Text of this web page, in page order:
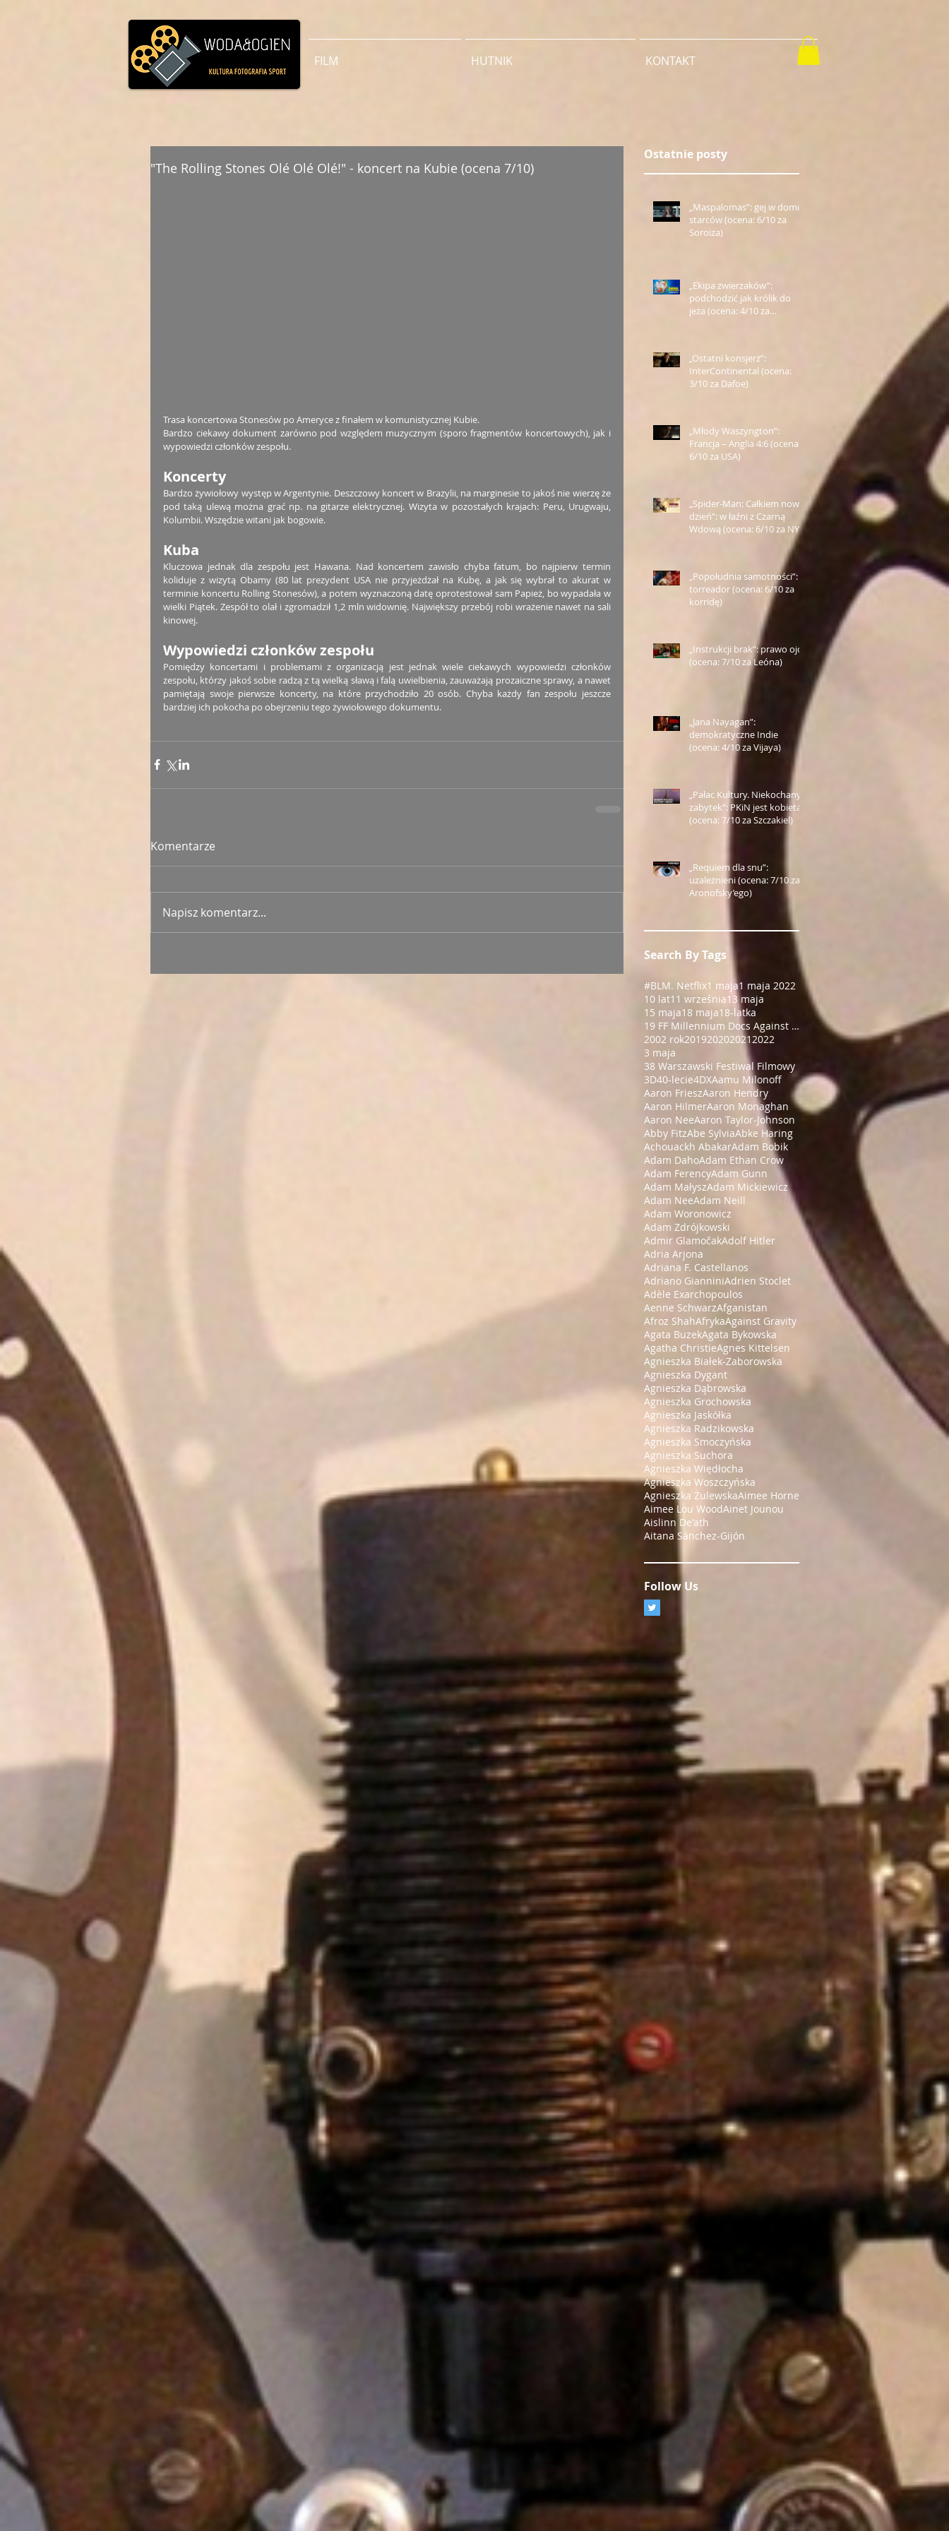
FILM HUTNIK KONTAKT
"The Rolling Stones Olé Olé Olé!" - koncert na Kubie (ocena 7/10)
Trasa koncertowa Stonesów po Ameryce z finałem w komunistycznej Kubie.
Bardzo ciekawy dokument zarówno pod względem muzycznym (sporo fragmentów koncertowych), jak i
wypowiedzi członków zespołu.
Koncerty
Bardzo żywiołowy występ w Argentynie. Deszczowy koncert w Brazylii, na marginesie to jakoś nie wierzę że
pod taką ulewą można grać np. na gitarze elektrycznej. Wizyta w pozostałych krajach: Peru, Urugwaju,
Kolumbii. Wszędzie witani jak bogowie.
Kuba
Kluczowa jednak dla zespołu jest Hawana. Nad koncertem zawisło chyba fatum, bo najpierw termin
koliduje z wizytą Obamy (80 lat prezydent USA nie przyjeżdżał na Kubę, a jak się wybrał to akurat w
terminie koncertu Rolling Stonesów), a potem wyznaczoną datę oprotestował sam Papież, bo wypadała w
wielki Piątek. Zespół to olał i zgromadził 1,2 mln widownię. Największy przebój robi wrażenie nawet na sali
kinowej.
Wypowiedzi członków zespołu
Pomiędzy koncertami i problemami z organizacją jest jednak wiele ciekawych wypowiedzi członków
zespołu, którzy jakoś sobie radzą z tą wielką sławą i falą uwielbienia, zauważają prozaiczne sprawy, a nawet
pamiętają swoje pierwsze koncerty, na które przychodziło 20 osób. Chyba każdy fan zespołu jeszcze
bardziej ich pokocha po obejrzeniu tego żywiołowego dokumentu.
Komentarze
Napisz komentarz...
Ostatnie posty
„Maspalomas”: gej w domu
starców (ocena: 6/10 za
Soroiza)
„Ekipa zwierzaków”:
podchodzić jak królik do
jeża (ocena: 4/10 za
„Ostatni konsjerż”:
InterContinental (ocena:
3/10 za Dafoe)
„Młody Waszyngton”:
Francja – Anglia 4:6 (ocena:
6/10 za USA)
„Spider-Man: Całkiem nowy
dzień”: w łaźni z Czarną
Wdową (ocena: 6/10 za NY)
„Popołudnia samotności”:
torreador (ocena: 6/10 za
korridę)
„Instrukcji brak”: prawo ojca
(ocena: 7/10 za Leóna)
„Jana Nayagan”:
demokratyczne Indie
(ocena: 4/10 za Vijaya)
„Pałac Kultury. Niekochany
zabytek”: PKiN jest kobietą
(ocena: 7/10 za Szczakiel)
„Requiem dla snu”:
uzależnieni (ocena: 7/10 za
Aronofsky’ego)
Search By Tags
#BLM. Netflix1 maja1 maja 2022
10 lat11 września13 maja
15 maja18 maja18-latka
19 FF Millennium Docs Against Gravity!
2002 rok201920202021 2022
3 maja
38 Warszawski Festiwal Filmowy
3D40-lecie4DXAamu Milonoff
Aaron FrieszAaron Hendry
Aaron HilmerAaron Monaghan
Aaron NeeAaron Taylor-Johnson
Abby FitzAbe SylviaAbke Haring
Achouackh AbakarAdam Bobik
Adam DahoAdam Ethan Crow
Adam FerencyAdam Gunn
Adam MałyszAdam Mickiewicz
Adam NeeAdam Neill
Adam Woronowicz
Adam Zdrójkowski
Admir GlamočakAdolf Hitler
Adria Arjona
Adriana F. Castellanos
Adriano GianniniAdrien Stoclet
Adèle Exarchopoulos
Aenne SchwarzAfganistan
Afroz ShahAfrykaAgainst Gravity
Agata BuzekAgata Bykowska
Agatha ChristieAgnes Kittelsen
Agnieszka Białek-Zaborowska
Agnieszka Dygant
Agnieszka Dąbrowska
Agnieszka Grochowska
Agnieszka Jaskółka
Agnieszka Radzikowska
Agnieszka Smoczyńska
Agnieszka Suchora
Agnieszka Więdłocha
Agnieszka Woszczyńska
Agnieszka ŻulewskaAimee Horne
Aimee Lou WoodAinet Jounou
Aislinn De'ath
Aitana Sánchez-Gijón
Follow Us